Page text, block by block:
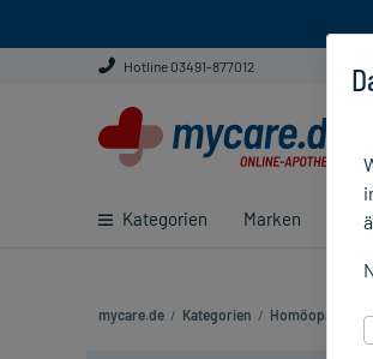
Hotline 03491-877012
Kategorien Marken
mycare.de / Kategorien / Homöopathie /